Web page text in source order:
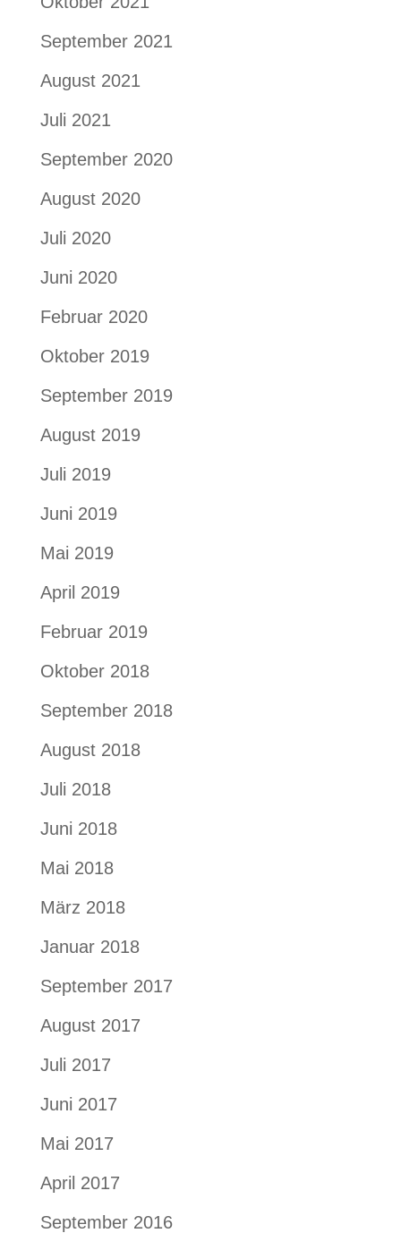
September 2021
August 2021
Juli 2021
September 2020
August 2020
Juli 2020
Juni 2020
Februar 2020
Oktober 2019
September 2019
August 2019
Juli 2019
Juni 2019
Mai 2019
April 2019
Februar 2019
Oktober 2018
September 2018
August 2018
Juli 2018
Juni 2018
Mai 2018
März 2018
Januar 2018
September 2017
August 2017
Juli 2017
Juni 2017
Mai 2017
April 2017
September 2016